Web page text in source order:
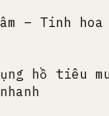
– Tinh
hồ tiêu